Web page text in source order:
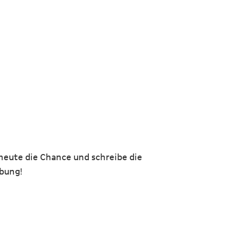
die Chance und schreibe die